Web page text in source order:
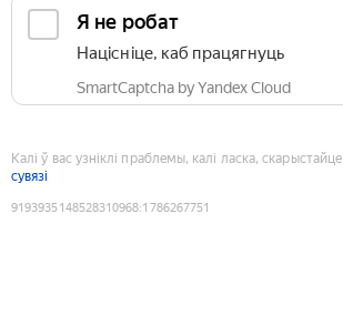
Я не робат
Націсніце, каб працягнуць
SmartCaptcha by Yandex Cloud
Калі ў вас узніклі праблемы, калі ласка, скарыстайце
сувязі
9193935148528310968:1786267751